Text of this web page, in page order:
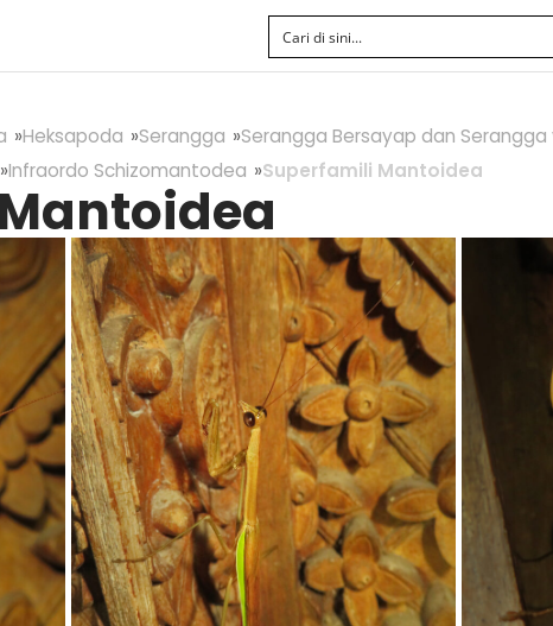
Heksapoda Serangga
Serangga Bersayap dan
Infraordo Schizomantodea Superfamili Mantoidea